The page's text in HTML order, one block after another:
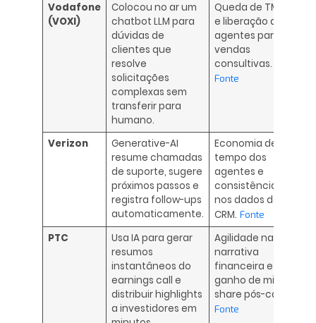
Vodafone
(VOXI)
Colocou no ar um
chatbot LLM para
dúvidas de
clientes que
resolve
solicitações
complexas sem
transferir para
humano.
Queda de TMA
e liberação de
agentes para
vendas
consultivas.
Fonte
Verizon
Generative-AI
resume chamadas
de suporte, sugere
próximos passos e
registra follow-ups
automaticamente.
Economia de
tempo dos
agentes e
consistência
nos dados de
CRM. Fonte
PTC
Usa IA para gerar
resumos
instantâneos do
earnings call e
distribuir highlights
a investidores em
Agilidade na
narrativa
financeira e
ganho de mind-
share pós-call.
Fonte